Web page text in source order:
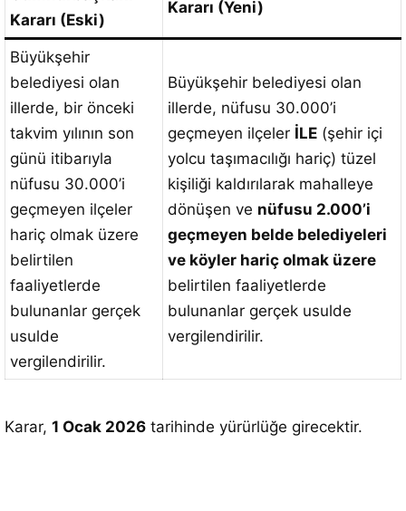
Kararı (Eski)
Kararı (Yeni)
Büyükşehir
belediyesi olan
illerde, bir önceki
takvim yılının son
günü itibarıyla
nüfusu 30.000’i
geçmeyen ilçeler
hariç olmak üzere
belirtilen
faaliyetlerde
bulunanlar gerçek
usulde
vergilendirilir.
Büyükşehir belediyesi olan
illerde, nüfusu 30.000’i
geçmeyen ilçeler İLE (şehir içi
yolcu taşımacılığı hariç) tüzel
kişiliği kaldırılarak mahalleye
dönüşen ve nüfusu 2.000’i
geçmeyen belde belediyeleri
ve köyler hariç olmak üzere
belirtilen faaliyetlerde
bulunanlar gerçek usulde
vergilendirilir.
Karar, 1 Ocak 2026 tarihinde yürürlüğe girecektir.